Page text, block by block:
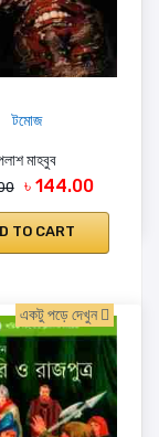
টমোজ
মাহবুব
৳ 144.00
TO CART
একটু পড়ে দেখুন